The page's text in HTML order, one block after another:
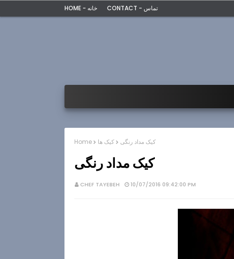
HOME - خانه CONTACT - تماس
Home کیک ها کیک مداد رنگی
کیک مداد رنگی
CHEF TAYEBEH 10/07/2016 09:42:00 PM